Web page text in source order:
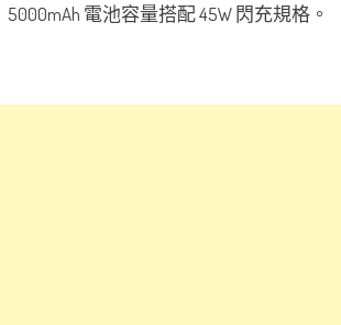
5000mAh 電池容量搭配 45W 閃充規格。